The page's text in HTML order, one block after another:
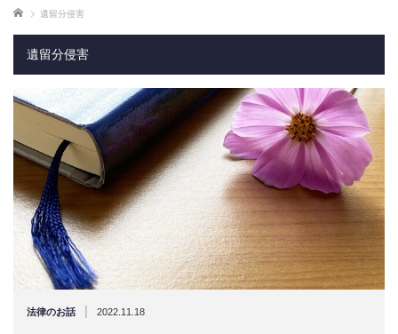
ホーム 遺留分侵害
遺留分侵害
法律のお話 | 2022.11.18